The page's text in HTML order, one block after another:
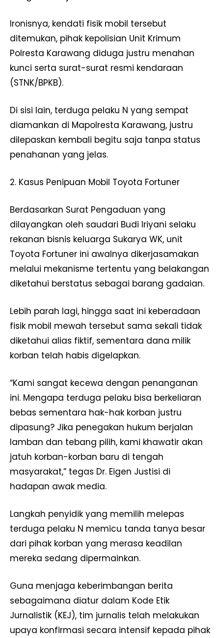
Ironisnya, kendati fisik mobil tersebut
ditemukan, pihak kepolisian Unit Krimum
Polresta Karawang diduga justru menahan
kunci serta surat-surat resmi kendaraan
(STNK/BPKB).
Di sisi lain, terduga pelaku N yang sempat
diamankan di Mapolresta Karawang, justru
dilepaskan kembali begitu saja tanpa status
penahanan yang jelas.
2. Kasus Penipuan Mobil Toyota Fortuner
Berdasarkan Surat Pengaduan yang
dilayangkan oleh saudari Budi Iriyani selaku
rekanan bisnis keluarga Sukarya WK, unit
Toyota Fortuner ini awalnya dikerjasamakan
melalui mekanisme tertentu yang belakangan
diketahui berstatus sebagai barang gadaian.
Lebih parah lagi, hingga saat ini keberadaan
fisik mobil mewah tersebut sama sekali tidak
diketahui alias fiktif, sementara dana milik
korban telah habis digelapkan.
“Kami sangat kecewa dengan penanganan
ini. Mengapa terduga pelaku bisa berkeliaran
bebas sementara hak-hak korban justru
dipasung? Jika penegakan hukum berjalan
lamban dan tebang pilih, kami khawatir akan
jatuh korban-korban baru di tengah
masyarakat,” tegas Dr. Eigen Justisi di
hadapan awak media.
Langkah penyidik yang memilih melepas
terduga pelaku N memicu tanda tanya besar
dari pihak korban yang merasa keadilan
mereka sedang dipermainkan.
Guna menjaga keberimbangan berita
sebagaimana diatur dalam Kode Etik
Jurnalistik (KEJ), tim jurnalis telah melakukan
upaya konfirmasi secara intensif kepada pihak